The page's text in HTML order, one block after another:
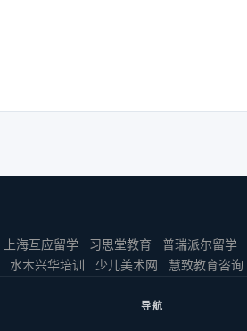
上海互应留学 习思堂教育 普瑞派尔留学
水木兴华培训 少儿美术网 慧致教育咨询
导航